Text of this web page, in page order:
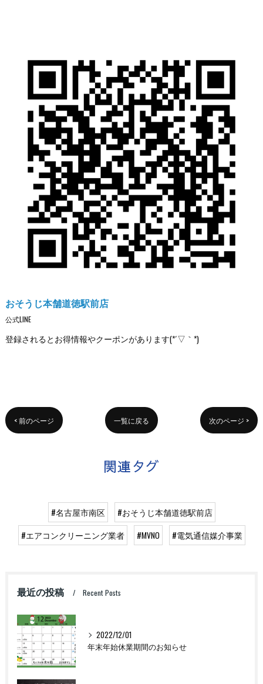
おそうじ本舗道徳駅前店
公式LINE
登録されるとお得情報やクーポンがあります(*´▽｀*)
< 前のページ 一覧に戻る 次のページ >
関連タグ
#名古屋市南区
#おそうじ本舗道徳駅前店
#エアコンクリーニング業者
#MVNO #電気通信媒介事業
最近の投稿 Recent Posts
2022/12/01
年末年始休業期間のお知らせ